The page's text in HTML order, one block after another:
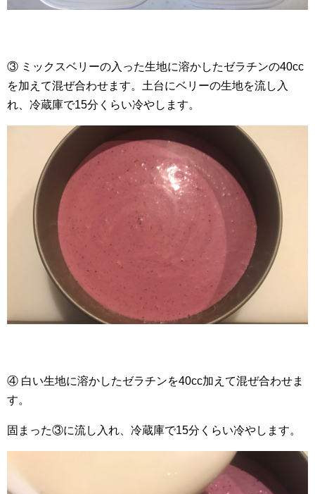
③ ミックスベリーの入った生地に溶かしたゼラチンの40cc
を加えて混ぜ合わせます。土台にベリーの生地を流し入
れ、冷蔵庫で15分くらい冷やします。
④ 白い生地に溶かしたゼラチンを40cc加えて混ぜ合わせま
す。
固まった③に流し入れ、冷蔵庫で15分くらい冷やします。